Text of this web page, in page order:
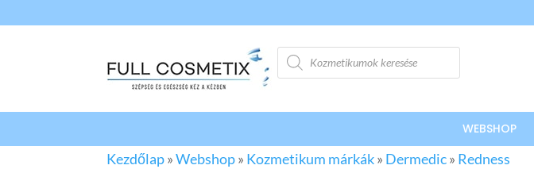
Products
search
WEBSHOP
Kezdőlap»Webshop» Kozmetikum márkák» Dermedic» Redness